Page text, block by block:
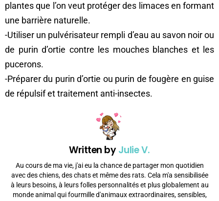
plantes que l’on veut protéger des limaces en formant
une barrière naturelle.
-Utiliser un pulvérisateur rempli d’eau au savon noir ou
de purin d’ortie contre les mouches blanches et les
pucerons.
-Préparer du purin d’ortie ou purin de fougère en guise
de répulsif et traitement anti-insectes.
Written byJulie V.
Au cours de ma vie, j'ai eu la chance de partager mon quotidien
avec des chiens, des chats et même des rats. Cela m'a sensibilisée
à leurs besoins, à leurs folles personnalités et plus globalement au
monde animal qui fourmille d'animaux extraordinaires, sensibles,